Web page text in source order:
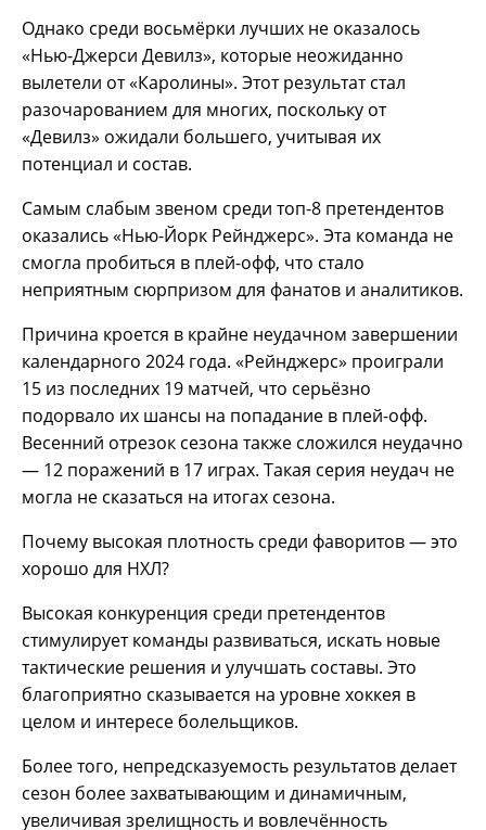
Однако среди восьмёрки лучших не оказалось
«Нью-Джерси Девилз», которые неожиданно
вылетели от «Каролины». Этот результат стал
разочарованием для многих, поскольку от
«Девилз» ожидали большего, учитывая их
потенциал и состав.
Самым слабым звеном среди топ-8 претендентов
оказались «Нью-Йорк Рейнджерс». Эта команда не
смогла пробиться в плей-офф, что стало
неприятным сюрпризом для фанатов и аналитиков.
Причина кроется в крайне неудачном завершении
календарного 2024 года. «Рейнджерс» проиграли
15 из последних 19 матчей, что серьёзно
подорвало их шансы на попадание в плей-офф.
Весенний отрезок сезона также сложился неудачно
— 12 поражений в 17 играх. Такая серия неудач не
могла не сказаться на итогах сезона.
Почему высокая плотность среди фаворитов — это
хорошо для НХЛ?
Высокая конкуренция среди претендентов
стимулирует команды развиваться, искать новые
тактические решения и улучшать составы. Это
благоприятно сказывается на уровне хоккея в
целом и интересе болельщиков.
Более того, непредсказуемость результатов делает
сезон более захватывающим и динамичным,
увеличивая зрелищность и вовлечённость